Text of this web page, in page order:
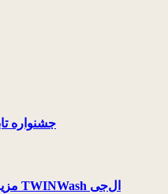
جشنواره تابستان 49 همراه
مزیت مینی واشر در ماشین لباسشویی TWINWash ال‌جی